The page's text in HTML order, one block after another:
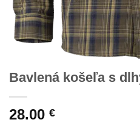
Bavlená košeľa s
28.00 €